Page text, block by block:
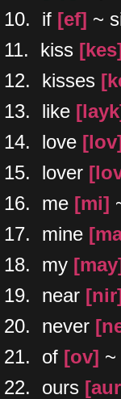
10. if [ef] ~
11. kiss
12. kisses
13. like
14. love
15. lover
16. me [mi]
17. mine
18. my
19. near
20. never
21. of [ov] ~
22. ours